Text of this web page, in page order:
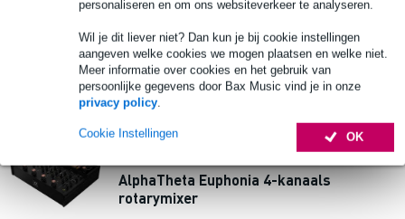
personaliseren en om ons websiteverkeer te analyseren.
Wil je dit liever niet? Dan kun je bij cookie instellingen
aangeven welke cookies we mogen plaatsen en welke niet.
Meer informatie over cookies en het gebruik van
persoonlijke gegevens door Bax Music vind je in onze
privacy policy.
OK
Cookie Instellingen
Ook in 1 winkelop voorraad
In mijn winkelwagen
AlphaTheta Euphonia 4-kanaals
rotarymixer